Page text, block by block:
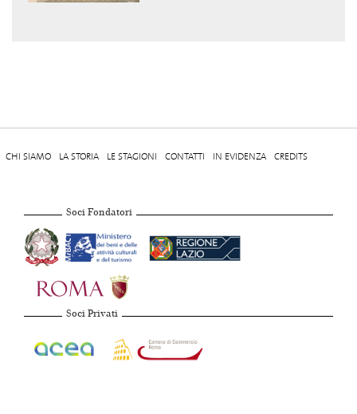
CHI SIAMO LA STORIA LE STAGIONI CONTATTI IN EVIDENZA CREDITS
Soci Fondatori
Soci Privati